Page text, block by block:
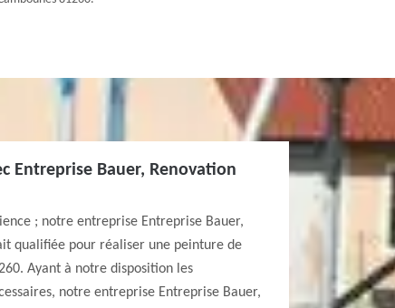
Entreprise Bauer, Renovation
; notre entreprise Entreprise Bauer,
qualifiée pour réaliser une peinture de
Ayant à notre disposition les
notre entreprise Entreprise Bauer,